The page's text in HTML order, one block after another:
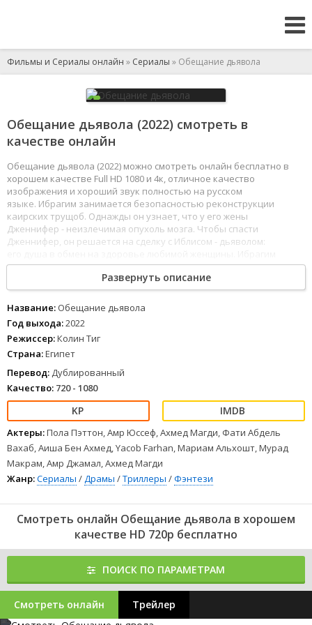
Фильмы и Сериалы онлайн » Сериалы » Обещание дьявола
Обещание дьявола (2022) смотреть в
качестве онлайн
Обещание дьявола (2022) можно смотреть онлайн бесплатно в
хорошем качестве Full HD 1080 и 4к, отличное качество
изображения и хороший звук полностью на русском
языке. Ибрагим занимается безопасностью реконструкции
каирских трущоб. Однажды он узнает, что у его жены
Дженнифер - неизлечимая опухоль мозга. Чтобы спасти
Дженнифер, он решается на сделку с Иблисом - дьяволом:
верит, что дьявол заберет душу тогда, когда он умрет, а значит,
у него еще есть время на счастливую семейную жизнь. Но после
чудесного исцеления жены коварный Иблис требует
возвращения долгов раньше срока.
Развернуть описание
Название: Обещание дьявола
Год выхода:2022
Режиссер:Колин Тиг
Страна:Египет
Перевод: Дублированный
Качество: 720 - 1080
Актеры:Пола Пэттон, Амр Юссеф, Ахмед Магди, Фати Абдель
Вахаб, Аиша Бен Ахмед, Yacob Farhan, Мариам Альхошт, Мурад
Макрам, Амр Джамал, Ахмед Магди
Жанр:Сериалы /Драмы /Триллеры /Фэнтези
Смотреть онлайн Обещание дьявола в хорошем
качестве HD 720p бесплатно
ПОИСК ПО ПАРАМЕТРАМ
Смотреть онлайн Трейлер